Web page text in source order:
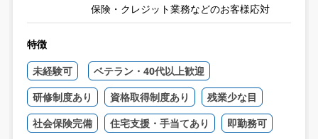
保険・クレジット業務などのお客様応対
特徴
未経験可
ベテラン・40代以上歓迎
研修制度あり
資格取得制度あり
残業少な目
社会保険完備
住宅支援・手当てあり
即勤務可